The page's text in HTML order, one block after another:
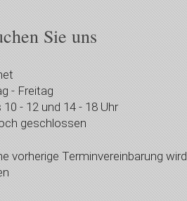
Sie uns
- Freitag
10 - 12 und 14 - 18 Uhr
geschlossen
vorherige Terminvereinbarung wird